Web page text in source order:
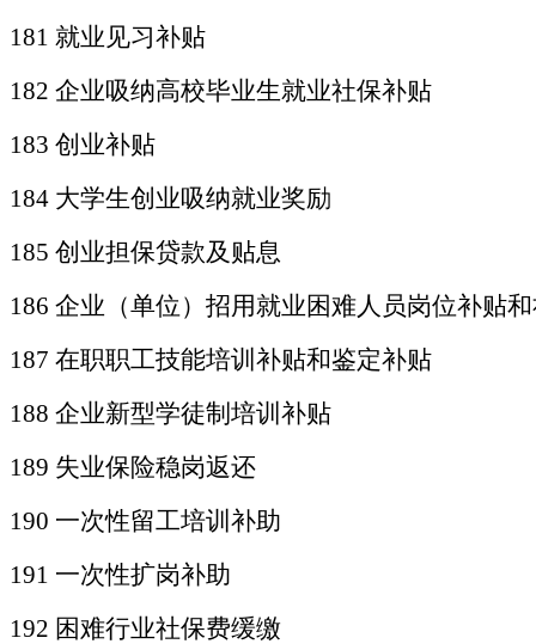
181 就业见习补贴
182 企业吸纳高校毕业生就业社保补贴
183 创业补贴
184 大学生创业吸纳就业奖励
185 创业担保贷款及贴息
186 企业（单位）招用就业困难人员岗位补贴
187 在职职工技能培训补贴和鉴定补贴
188 企业新型学徒制培训补贴
189 失业保险稳岗返还
190 一次性留工培训补助
191 一次性扩岗补助
192 困难行业社保费缓缴